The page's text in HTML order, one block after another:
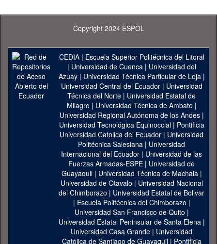
Copyright 2024 ESPOL
CEDIA| Escuela Superior Politécnica del Litoral
| Universidad de Cuenca| Universidad del
Azuay| Universidad Técnica Particular de Loja|
Universidad Central del Ecuador| Universidad
Técnica del Norte | Universidad Estatal de
Milagro | Universidad Técnica de Ambato |
Universidad Regional Autónoma de los Andes|
Universidad Tecnológica Equinoccial| Pontificia
Universidad Catolica del Ecuador | Universidad
Politécnica Salesiana | Universidad
Internacional del Ecuador | Universidad de las
Fuerzas Armadas-ESPE | Universidad de
Guayaquil| Universidad Técnica de Machala|
Universidad de Otavalo | Universidad Nacional
del Chimborazo | Universidad Estatal de Bolivar
| Escuela Politécnica del Chimborazo |
Universidad San Francisco de Quito |
Universidad Estatal Peninsular de Santa Elena|
Universidad Casa Grande | Universidad
Católica de Santiago de Guayaquil| Pontificia